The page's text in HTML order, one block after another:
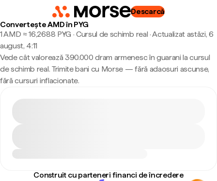
Descarcă
Convertește AMD în PYG
1 AMD ≈ 16,2688 PYG · Cursul de schimb real ·Actualizat astăzi, 6
august, 4:11
Vede cât valorează 390.000 dram armenesc în guarani la cursul
de schimb real. Trimite bani cu Morse — fără adaosuri ascunse,
fără cursuri inflacionate.
Construit cu parteneri financi de încredere